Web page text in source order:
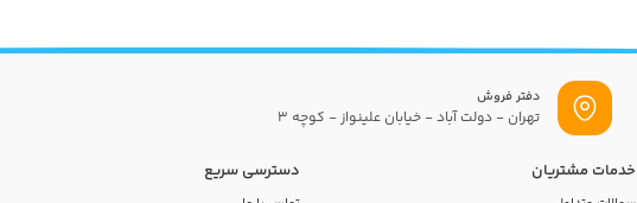
دفتر فروش
تهران - دولت آباد - خیابان علینواز - کوچه 3
خدمات مشتریان دسترسی سریع